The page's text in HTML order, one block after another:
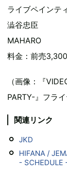
ライブペインテ
澁谷忠臣
MAHARO
料金：前売
（画像：『
PARTY-』フライ
関連リンク
JKD
HIFANA /
- SCHEDULE